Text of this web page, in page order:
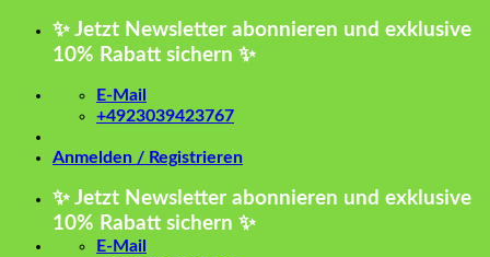
Zum
✨ Jetzt Newsletter abonnieren und exklusive
10% Rabatt sichern ✨
E-Mail
+4923039423767
Anmelden / Registrieren
✨ Jetzt Newsletter abonnieren und exklusive
10% Rabatt sichern ✨
E-Mail